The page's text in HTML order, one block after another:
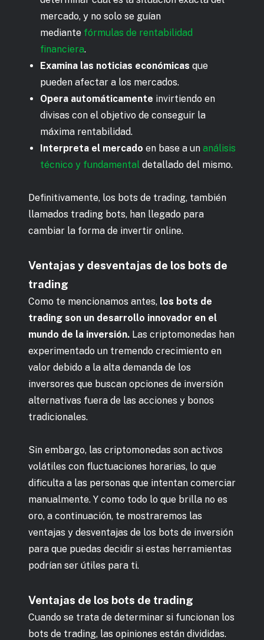
mercado, y no solo se guían
mediante fórmulas de rentabilidad
financiera.
Examina las noticias económicas que
pueden afectar a los mercados.
Opera automáticamente invirtiendo en
divisas con el objetivo de conseguir la
máxima rentabilidad.
Interpreta el mercado en base a un análisis
técnico y fundamental detallado del mismo.
Definitivamente, los bots de trading, también
llamados trading bots, han llegado para
cambiar la forma de invertir online.
Ventajas y desventajas de los bots de
trading
Como te mencionamos antes, los bots de
trading son un desarrollo innovador en el
mundo de la inversión. Las criptomonedas han
experimentado un tremendo crecimiento en
valor debido a la alta demanda de los
inversores que buscan opciones de inversión
alternativas fuera de las acciones y bonos
tradicionales.
Sin embargo, las criptomonedas son activos
volátiles con fluctuaciones horarias, lo que
dificulta a las personas que intentan comerciar
manualmente. Y como todo lo que brilla no es
oro, a continuación, te mostraremos las
ventajas y desventajas de los bots de inversión
para que puedas decidir si estas herramientas
podrían ser útiles para ti.
Ventajas de los bots de trading
Cuando se trata de determinar si funcionan los
bots de trading, las opiniones están divididas.